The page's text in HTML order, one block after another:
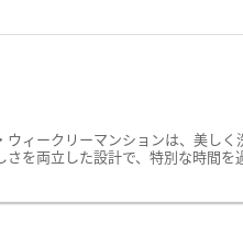
ィークリーマンションは、美しく
を両立した設計で、特別な時間を